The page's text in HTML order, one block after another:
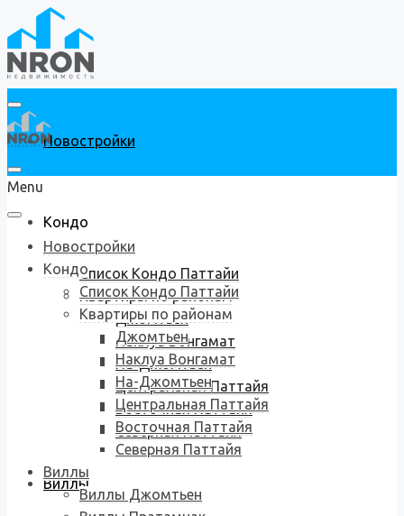
Новостройки
Кондо
Список Кондо Паттайи
Квартиры по районам
Джомтьен
Наклуа Вонгамат
На-Джомтьен
Центральная Паттайя
Восточная Паттайя
Северная Паттайя
Виллы
Menu
Новостройки
Кондо
Список Кондо Паттайи
Квартиры по районам
Джомтьен
Наклуа Вонгамат
На-Джомтьен
Центральная Паттайя
Восточная Паттайя
Северная Паттайя
Виллы
Виллы Джомтьен